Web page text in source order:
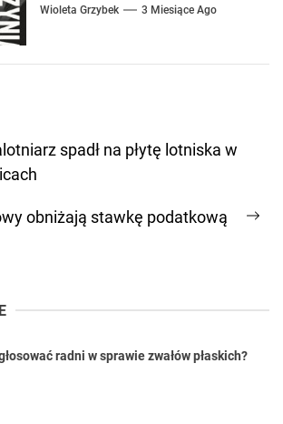
Wioleta Grzybek 3 Miesiące Ago
spadł na płytę lotniska w
obniżają stawkę podatkową
radni w sprawie zwałów płaskich?